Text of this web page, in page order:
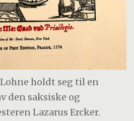
holdt seg til en
den saksiske og
Lazarus Ercker.